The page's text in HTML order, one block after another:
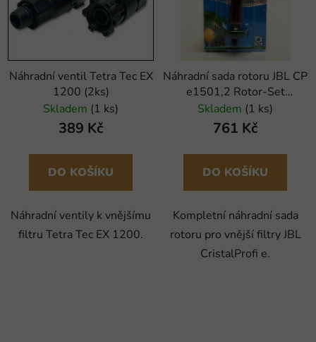
Náhradní ventil Tetra Tec EX
1200 (2ks)
Skladem (1 ks)
389 Kč
DO KOŠÍKU
Náhradní ventily k vnějšímu
filtru Tetra Tec EX 1200.
Náhradní sada rotoru JBL CP
e1501,2 Rotor-Set
greenline
Skladem (1 ks)
761 Kč
DO KOŠÍKU
Kompletní náhradní sada
rotoru pro vnější filtry JBL
CristalProfi e.